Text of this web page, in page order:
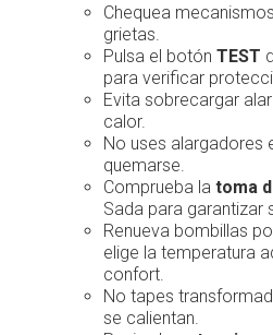
Chequea
grietas.
Pulsa el botón TEST
para verificar
Evita sobrecargar
calor.
No uses alargadores
quemarse.
Comprueba la toma
Sada para garantizar
Renueva bombillas
elige la temperatura
confort.
No tapes
se calientan.